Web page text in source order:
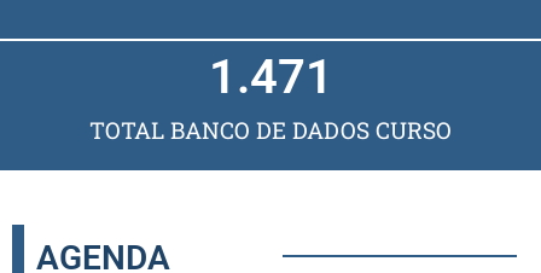
TOTAL BANCO DE DADOS CURSO
1.471
AGENDA